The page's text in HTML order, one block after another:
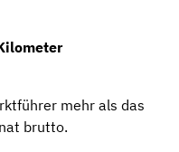
mehr als das
brutto.